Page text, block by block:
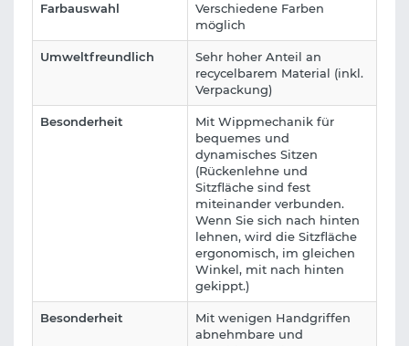
Farbauswahl
Verschiedene Farben
möglich
Umweltfreundlich
Sehr hoher Anteil an
recycelbarem Material (inkl.
Verpackung)
Besonderheit
Mit Wippmechanik für
bequemes und
dynamisches Sitzen
(Rückenlehne und
Sitzfläche sind fest
miteinander verbunden.
Wenn Sie sich nach hinten
lehnen, wird die Sitzfläche
ergonomisch, im gleichen
Winkel, mit nach hinten
gekippt.)
Besonderheit
Mit wenigen Handgriffen
abnehmbare und